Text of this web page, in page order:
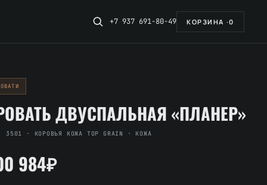
+7 937 691-80-49 КОРЗИНА ·0
ДВУСПАЛЬНАЯ «ПЛАНЕР»
3501 · КОРОВЬЯ КОЖА TOP GRAIN · КОЖА
984₽